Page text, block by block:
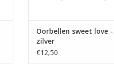
Oorbellen sweet love -
zilver
€12,50